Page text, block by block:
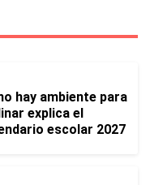
hay ambiente para
explica el
escolar 2027